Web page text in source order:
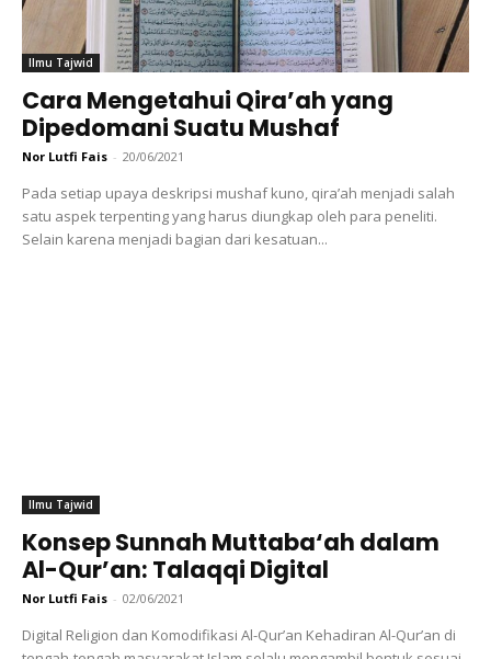
Ilmu Tajwid
Cara Mengetahui Qira’ah yang
Dipedomani Suatu Mushaf
Nor Lutfi Fais - 20/06/2021
Pada setiap upaya deskripsi mushaf kuno, qira’ah menjadi salah
satu aspek terpenting yang harus diungkap oleh para peneliti.
Selain karena menjadi bagian dari kesatuan...
Ilmu Tajwid
Konsep Sunnah Muttaba‘ah dalam
Al-Qur’an: Talaqqi Digital
Nor Lutfi Fais - 02/06/2021
Digital Religion dan Komodifikasi Al-Qur’an Kehadiran Al-Qur’an di